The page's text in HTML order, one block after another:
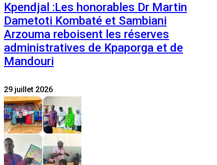
Kpendjal :Les honorables Dr Martin
Dametoti Kombaté et Sambiani
Arzouma reboisent les réserves
administratives de Kpaporga et de
Mandouri
29 juillet 2026